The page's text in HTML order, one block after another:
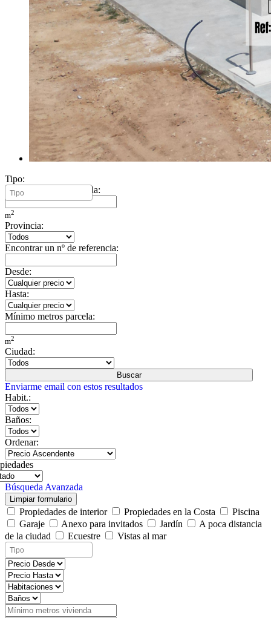
Tipo:
Mínimo metros vivienda:
m2
Provincia:
Encontrar un nº de referencia:
Desde:
Hasta:
Mínimo metros parcela:
m2
Ciudad:
Buscar
Enviarme email con estos resultados
Habit.:
Baños:
Ordenar:
Búsqueda Avanzada
Limpiar formulario
Propiedades de interior Propiedades en la Costa
Piscina
Garaje
Anexo para invitados Jardín
A poca distancia
de la ciudad
Ecuestre Vistas al mar